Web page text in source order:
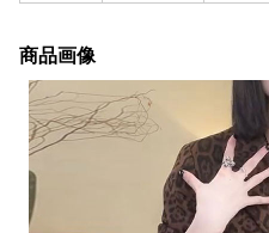
商品画像